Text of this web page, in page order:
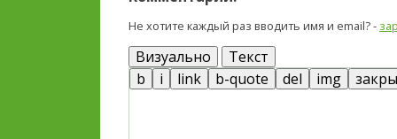
Не хотите каждый раз вводить имя и email? -
Визуально Текст